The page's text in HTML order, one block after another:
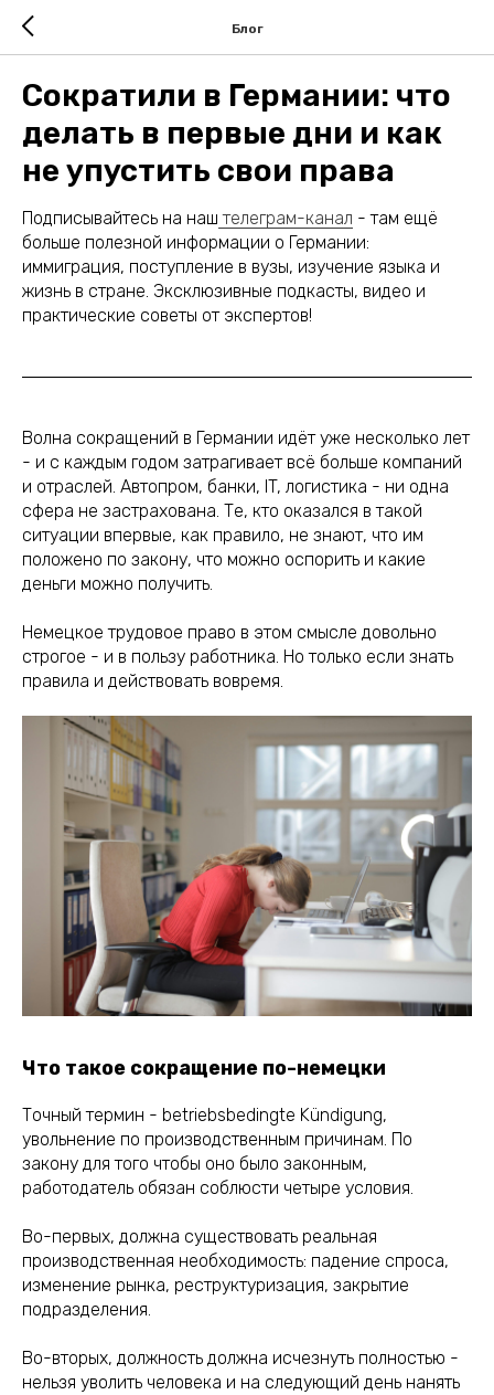
Блог
Сократили в Германии: что
делать в первые дни и как
не упустить свои права
Подписывайтесь на наш телеграм-канал - там ещё
больше полезной информации о Германии:
иммиграция, поступление в вузы, изучение языка и
жизнь в стране. Эксклюзивные подкасты, видео и
практические советы от экспертов!
Волна сокращений в Германии идёт уже несколько лет
- и с каждым годом затрагивает всё больше компаний
и отраслей. Автопром, банки, IT, логистика - ни одна
сфера не застрахована. Те, кто оказался в такой
ситуации впервые, как правило, не знают, что им
положено по закону, что можно оспорить и какие
деньги можно получить.
Немецкое трудовое право в этом смысле довольно
строгое - и в пользу работника. Но только если знать
правила и действовать вовремя.
Что такое сокращение по-немецки
Точный термин - betriebsbedingte Kündigung,
увольнение по производственным причинам. По
закону для того чтобы оно было законным,
работодатель обязан соблюсти четыре условия.
Во-первых, должна существовать реальная
производственная необходимость: падение спроса,
изменение рынка, реструктуризация, закрытие
подразделения.
Во-вторых, должность должна исчезнуть полностью -
нельзя уволить человека и на следующий день нанять